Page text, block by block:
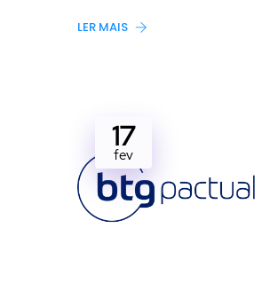
LER MAIS
17
fev